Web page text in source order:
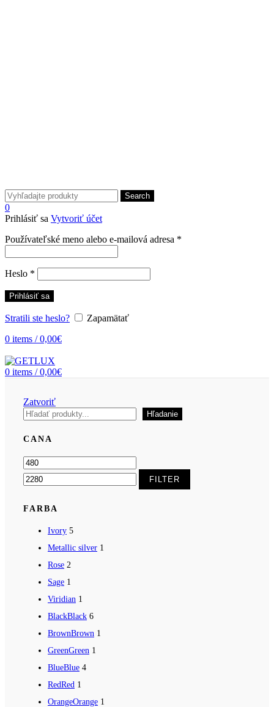
Search
0
Prihlásiť sa Vytvoriť účet
Používateľské meno alebo e-mailová adresa *
Heslo *
Prihlásiť sa
Stratili ste heslo?
Zapamätať
0 items / 0,00€
0 items / 0,00€
Zatvoriť
Hľadať
Hľadanie
CANA
Minimálna
cena
cena
FILTER
FARBA
Ivory 5
Metallic silver 1
Rose 2
Sage 1
Viridian 1
BlackBlack 6
BrownBrown 1
GreenGreen 1
BlueBlue 4
RedRed 1
OrangeOrange 1